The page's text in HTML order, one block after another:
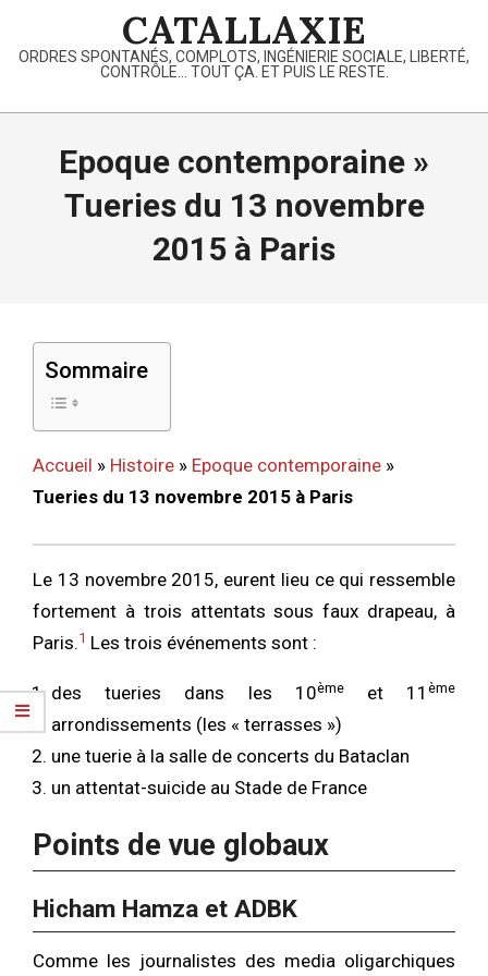
content
CATALLAXIE
ORDRES SPONTANÉS, COMPLOTS, INGÉNIERIE SOCIALE, LIBERTÉ,
CONTRÔLE… TOUT ÇA. ET PUIS LE RESTE.
Primary
Epoque contemporaine »
Tueries du 13 novembre
2015 à Paris
Sommaire
Accueil » Histoire » Epoque contemporaine »
Tueries du 13 novembre 2015 à Paris
Le 13 novembre 2015, eurent lieu ce qui ressemble
fortement à trois attentats sous faux drapeau, à
Paris.1 Les trois événements sont :
des tueries dans les 10èmeet 11ème
arrondissements (les « terrasses »)
une tuerie à la salle de concerts du Bataclan
un attentat-suicide au Stade de France
Points de vue globaux
Hicham Hamza et ADBK
Comme les journalistes des media oligarchiques